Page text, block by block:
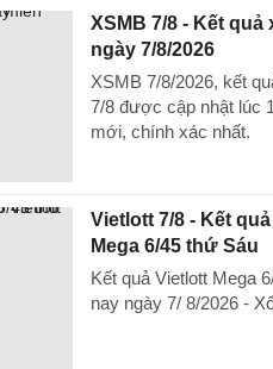
XSMB 7/8 - Kết
ngày 7/8/2026
XSMB 7/8/2026, kết
7/8 được cập nhật lúc
mới, chính xác nhất.
Vietlott 7/8 - Kết
Mega 6/45 thứ Sáu
Kết quả Vietlott Mega
nay ngày 7/ 8/2026 -